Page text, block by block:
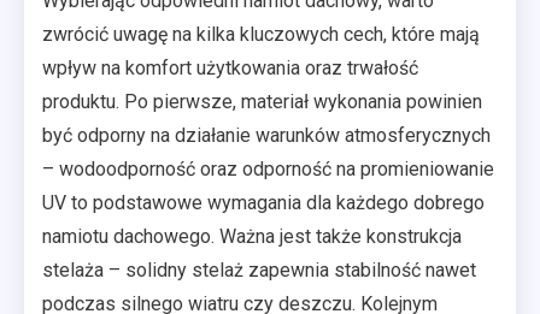
zwrócić uwagę na kilka kluczowych cech, które mają
wpływ na komfort użytkowania oraz trwałość
produktu. Po pierwsze, materiał wykonania powinien
być odporny na działanie warunków atmosferycznych
– wodoodporność oraz odporność na promieniowanie
UV to podstawowe wymagania dla każdego dobrego
namiotu dachowego. Ważna jest także konstrukcja
stelaża – solidny stelaż zapewnia stabilność nawet
podczas silnego wiatru czy deszczu. Kolejnym